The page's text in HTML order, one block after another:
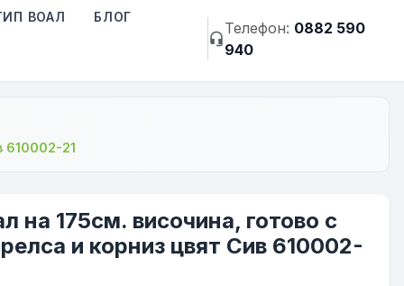
ВОАЛ БЛОГ
headset_mic
Телефон: 0882 590
940
610002-21
на 175см. височина, готово с
и корниз цвят Сив 610002-